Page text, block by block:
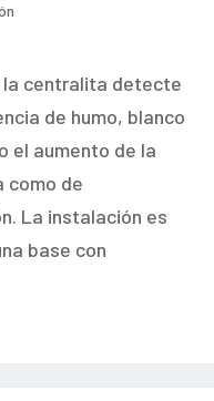
la centralita detecte
de humo, blanco
el aumento de la
como de
La instalación es
base con